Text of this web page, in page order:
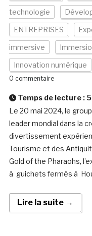
technologie
ENTREPRISES
immersive
Innovation numérique
0 commentaire
Temps de lecture : 5
Le 20 mai 2024, le
leader mondial dans la
divertissement
Tourisme et des
Gold of the Pharaohs,
à guichets fermés à
Lire la suite →